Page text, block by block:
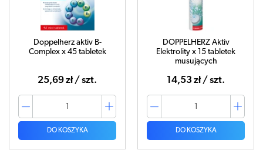
Doppelherz aktiv B-
Complex x 45 tabletek
25,69 zł / szt.
DO KOSZYKA
DOPPELHERZ Aktiv
Elektrolity x 15 tabletek
musujących
14,53 zł / szt.
DO KOSZYKA